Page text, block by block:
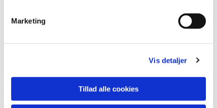
Marketing
Vis detaljer
Tillad alle cookies
Du vil måske også kunne